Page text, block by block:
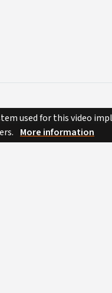
used for this video
More information